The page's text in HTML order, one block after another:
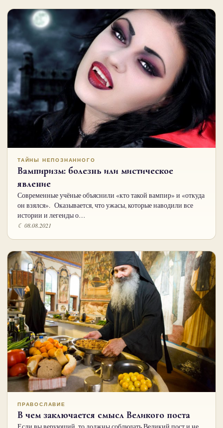
ТАЙНЫ НЕПОЗНАННОГО
Вампиризм: болезнь или мистическое
явление
Современные учёные объяснили «кто такой вампир» и «откуда
он взялся». Оказывается, что ужасы, которые наводили все
истории и легенды о…
☾ 08.08.2021
ПРАВОСЛАВИЕ
В чем заключается смысл Великого поста